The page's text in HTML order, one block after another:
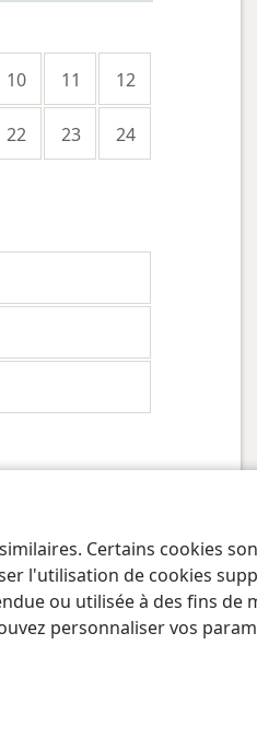
Certains cookies
l'utilisation de cookies
ou utilisée à des fins de
personnaliser vos
10 11 12
22 23 24
Paramètres de confidentialité